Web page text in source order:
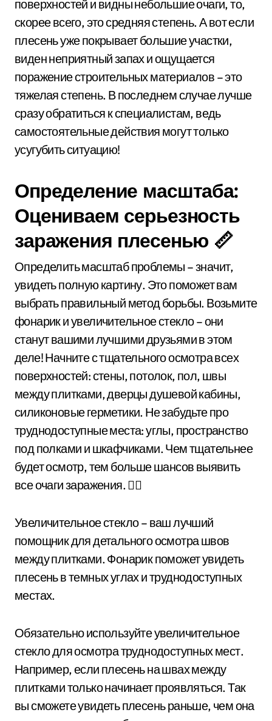
поверхностей и видны небольшие очаги, то,
скорее всего, это средняя степень. А вот если
плесень уже покрывает большие участки,
виден неприятный запах и ощущается
поражение строительных материалов – это
тяжелая степень. В последнем случае лучше
сразу обратиться к специалистам, ведь
самостоятельные действия могут только
усугубить ситуацию!
Определение масштаба:
Оцениваем серьезность
заражения плесенью 📏
Определить масштаб проблемы – значит,
увидеть полную картину. Это поможет вам
выбрать правильный метод борьбы. Возьмите
фонарик и увеличительное стекло – они
станут вашими лучшими друзьями в этом
деле! Начните с тщательного осмотра всех
поверхностей: стены, потолок, пол, швы
между плитками, дверцы душевой кабины,
силиконовые герметики. Не забудьте про
труднодоступные места: углы, пространство
под полками и шкафчиками. Чем тщательнее
будет осмотр, тем больше шансов выявить
все очаги заражения. 🕵️‍♀️
Увеличительное стекло – ваш лучший
помощник для детального осмотра швов
между плитками. Фонарик поможет увидеть
плесень в темных углах и труднодоступных
местах.
Обязательно используйте увеличительное
стекло для осмотра труднодоступных мест.
Например, если плесень на швах между
плитками только начинает проявляться. Так
вы сможете увидеть плесень раньше, чем она